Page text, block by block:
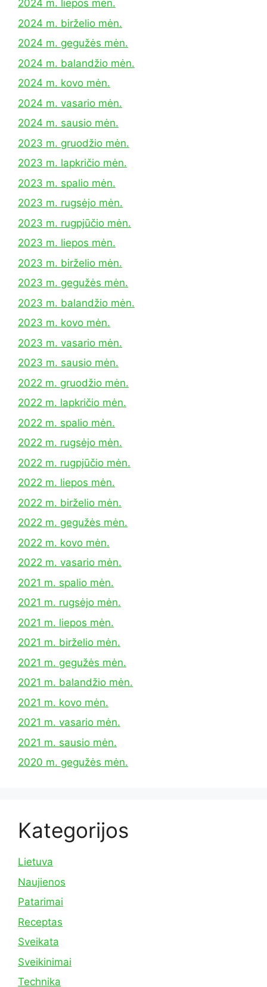
2024 m. liepos mėn.
2024 m. birželio mėn.
2024 m. gegužės mėn.
2024 m. balandžio mėn.
2024 m. kovo mėn.
2024 m. vasario mėn.
2024 m. sausio mėn.
2023 m. gruodžio mėn.
2023 m. lapkričio mėn.
2023 m. spalio mėn.
2023 m. rugsėjo mėn.
2023 m. rugpjūčio mėn.
2023 m. liepos mėn.
2023 m. birželio mėn.
2023 m. gegužės mėn.
2023 m. balandžio mėn.
2023 m. kovo mėn.
2023 m. vasario mėn.
2023 m. sausio mėn.
2022 m. gruodžio mėn.
2022 m. lapkričio mėn.
2022 m. spalio mėn.
2022 m. rugsėjo mėn.
2022 m. rugpjūčio mėn.
2022 m. liepos mėn.
2022 m. birželio mėn.
2022 m. gegužės mėn.
2022 m. kovo mėn.
2022 m. vasario mėn.
2021 m. spalio mėn.
2021 m. rugsėjo mėn.
2021 m. liepos mėn.
2021 m. birželio mėn.
2021 m. gegužės mėn.
2021 m. balandžio mėn.
2021 m. kovo mėn.
2021 m. vasario mėn.
2021 m. sausio mėn.
2020 m. gegužės mėn.
Kategorijos
Lietuva
Naujienos
Patarimai
Receptas
Sveikata
Sveikinimai
Technika